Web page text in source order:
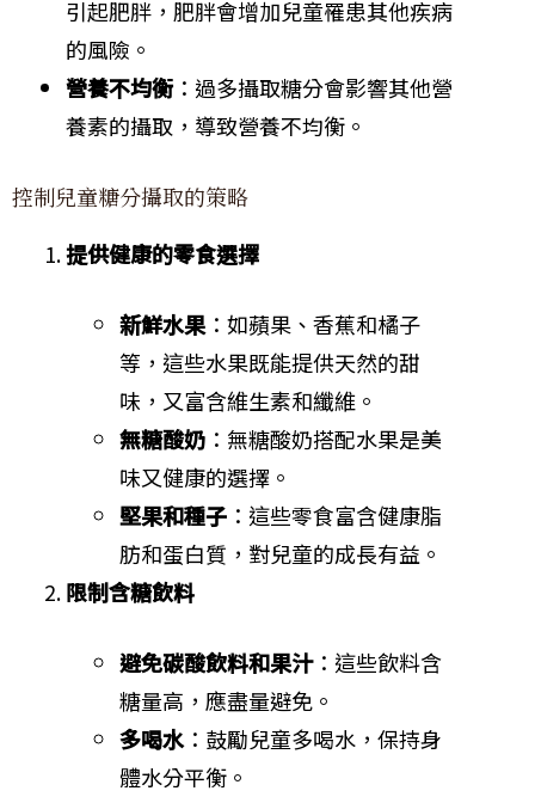
引起肥胖，肥胖會增加兒童罹患其他疾病
的風險。
營養不均衡：過多攝取糖分會影響其他營
養素的攝取，導致營養不均衡。
控制兒童糖分攝取的策略
提供健康的零食選擇
新鮮水果 ：如蘋果、香蕉和橘子
等，這些水果既能提供天然的甜
味，又富含維生素和纖維。
無糖酸奶 ：無糖酸奶搭配水果是美
味又健康的選擇。
堅果和種子 ：這些零食富含健康脂
肪和蛋白質，對兒童的成長有益。
限制含糖飲料
避免碳酸飲料和果汁：這些飲料含
糖量高，應盡量避免。
多喝水：鼓勵兒童多喝水，保持身
體水分平衡。